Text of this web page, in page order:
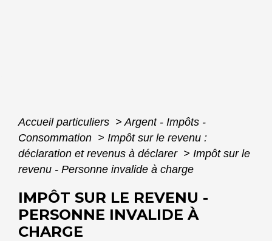
Accueil particuliers > Argent - Impôts -
Consommation > Impôt sur le revenu :
déclaration et revenus à déclarer > Impôt sur le
revenu - Personne invalide à charge
IMPÔT SUR LE REVENU -
PERSONNE INVALIDE À
CHARGE